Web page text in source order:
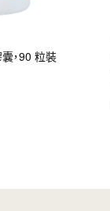
，90 粒裝